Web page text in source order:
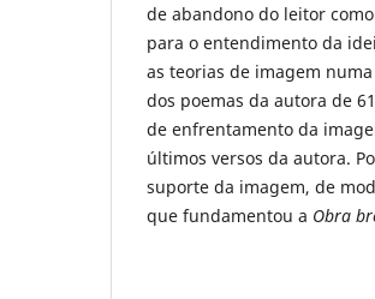
de abandono do leitor
para o entendimento da
as teorias de imagem
dos poemas da autora de
de enfrentamento da
últimos versos da autora.
suporte da imagem, de
que fundamentou a Obra